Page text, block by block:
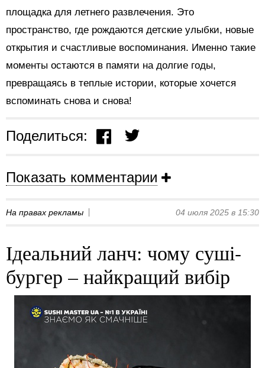
площадка для летнего развлечения. Это
пространство, где рождаются детские улыбки, новые
открытия и счастливые воспоминания. Именно такие
моменты остаются в памяти на долгие годы,
превращаясь в теплые истории, которые хочется
вспоминать снова и снова!
Поделиться:
Показать комментарии
На правах рекламы 04 июля 2025 в 15:30
Ідеальний ланч: чому суші-
бургер – найкращий вибір